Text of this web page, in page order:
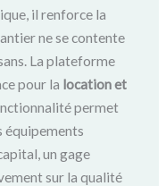
il renforce la
ne se contente
La plateforme
pour la location et
permet
équipements
un gage
sur la qualité